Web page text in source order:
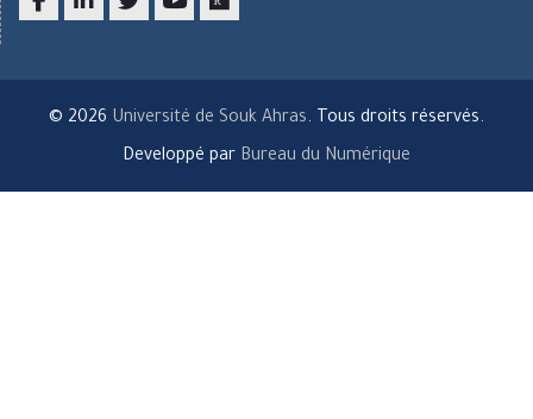
© 2026 Université de Souk Ahras. Tous droits réservés.
Developpé par Bureau du Numérique